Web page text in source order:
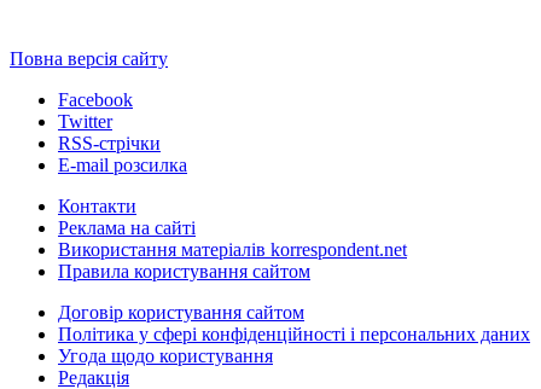
Повна версія сайту
Facebook
Twitter
RSS-стрічки
E-mail розсилка
Контакти
Реклама на сайті
Використання матеріалів korrespondent.net
Правила користування сайтом
Договір користування сайтом
Політика у сфері конфіденційності і персональних даних
Угода щодо користування
Редакція